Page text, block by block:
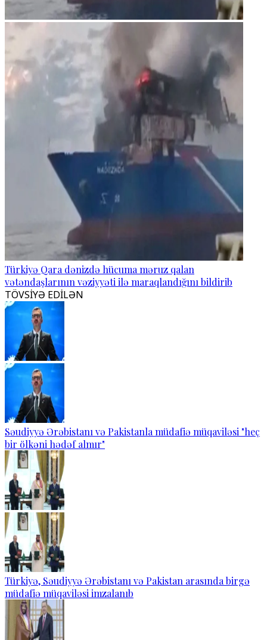
Türkiyə Qara dənizdə hücuma məruz qalan
vətəndaşlarının vəziyyəti ilə maraqlandığını bildirib
TÖVSİYƏ EDİLƏN
Səudiyyə Ərəbistanı və Pakistanla müdafiə müqaviləsi "heç
bir ölkəni hədəf almır"
Türkiyə, Səudiyyə Ərəbistanı və Pakistan arasında birgə
müdafiə müqaviləsi imzalanıb